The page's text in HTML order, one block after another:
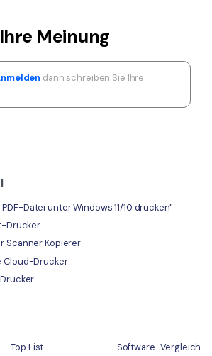
Meinung
dann schreiben Sie Ihre
Datei unter Windows 11/10 drucken"
Drucker
Scanner Kopierer
Cloud-Drucker
Top List
Software-Vergleich